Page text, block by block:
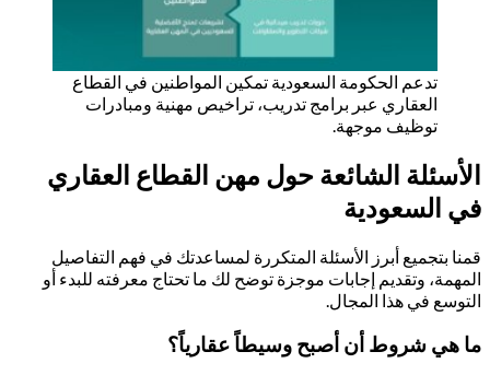
تدعم الحكومة السعودية تمكين المواطنين في القطاع
العقاري عبر برامج تدريب، تراخيص مهنية ومبادرات
توظيف موجهة.
الشائعة حول مهن القطاع العقاري
السعودية
بتجميع أبرز الأسئلة المتكررة لمساعدتك في فهم التفاصيل
وتقديم إجابات موجزة توضح لك ما تحتاج معرفته للبدء أو
في هذا المجال.
هي شروط أن أصبح وسيطاً عقارياً؟